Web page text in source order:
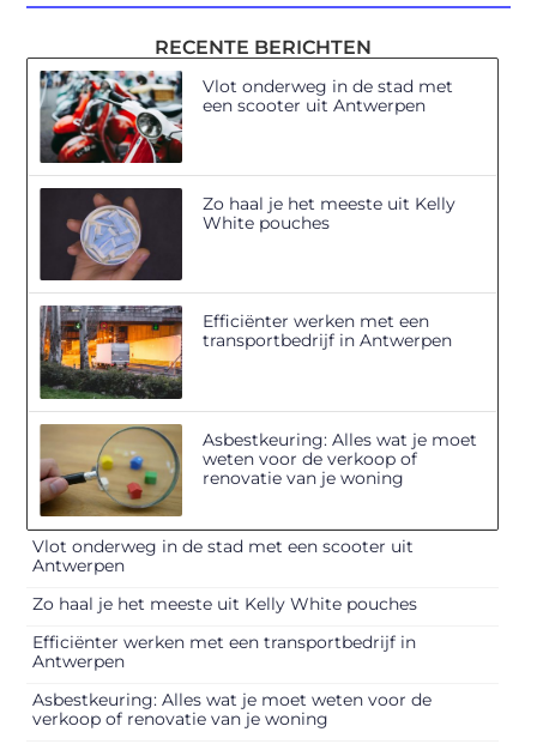
RECENTE BERICHTEN
Vlot onderweg in de stad met
een scooter uit Antwerpen
Zo haal je het meeste uit Kelly
White pouches
Efficiënter werken met een
transportbedrijf in Antwerpen
Asbestkeuring: Alles wat je moet
weten voor de verkoop of
renovatie van je woning
Vlot onderweg in de stad met een scooter uit
Antwerpen
Zo haal je het meeste uit Kelly White pouches
Efficiënter werken met een transportbedrijf in
Antwerpen
Asbestkeuring: Alles wat je moet weten voor de
verkoop of renovatie van je woning